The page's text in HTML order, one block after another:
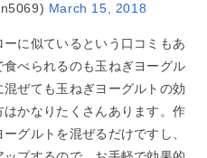
March 15, 2018
に似ているという口コミもあ
べられるのも玉ねぎヨーグル
ぜても玉ねぎヨーグルトの効
かなりたくさんあります。作
グルトを混ぜるだけですし、